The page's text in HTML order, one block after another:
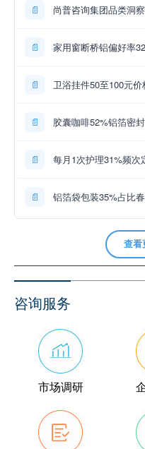
📄
📄
📄
📄
📄
📄
查看
咨询服务
市场调研